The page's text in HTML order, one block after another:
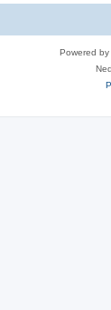
Powered by